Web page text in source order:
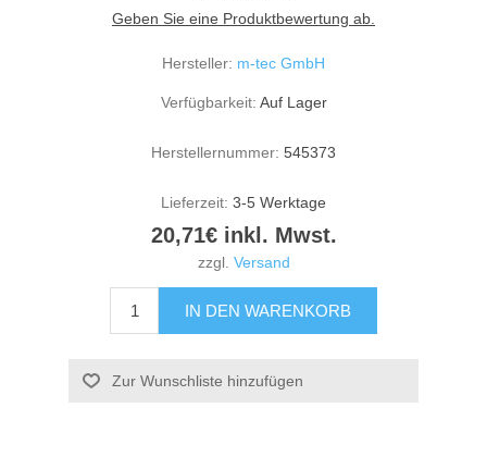
Geben Sie eine Produktbewertung ab.
Hersteller: m-tec GmbH
Verfügbarkeit: Auf Lager
Herstellernummer: 545373
Lieferzeit: 3-5 Werktage
20,71€ inkl. Mwst.
zzgl. Versand